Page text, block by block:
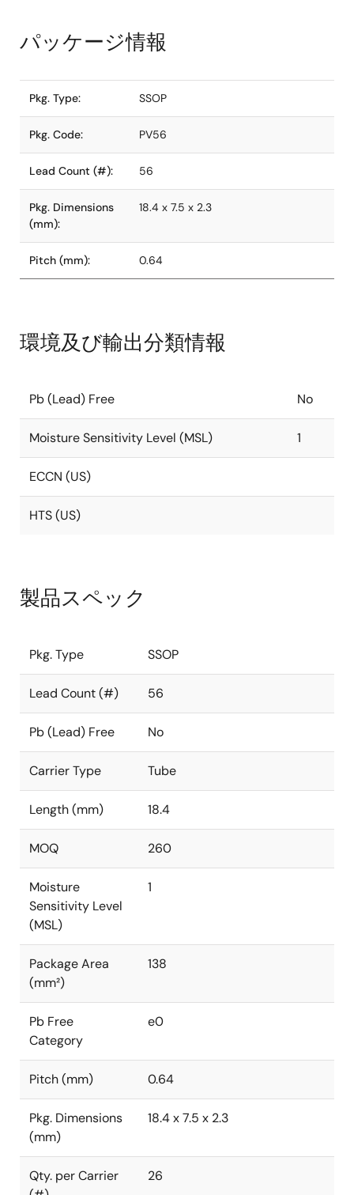
パッケージ情報
Pkg. Type: SSOP
Pkg. Code: PV56
Lead Count (#): 56
Pkg. Dimensions
(mm):
18.4 x 7.5 x 2.3
Pitch (mm): 0.64
環境及び輸出分類情報
Pb (Lead) Free No
Moisture Sensitivity Level (MSL) 1
ECCN (US)
HTS (US)
製品スペック
Pkg. Type SSOP
Lead Count (#) 56
Pb (Lead) Free No
Carrier Type Tube
Length (mm) 18.4
MOQ 260
Moisture
Sensitivity Level
(MSL)
1
Package Area
(mm²)
138
Pb Free
Category
e0
Pitch (mm) 0.64
Pkg. Dimensions
(mm)
18.4 x 7.5 x 2.3
Qty. per Carrier
26